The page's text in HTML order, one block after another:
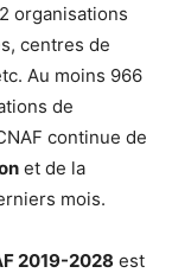
organisations
centres de
Au moins 966
de
continue de
et de la
mois.
2019-2028 est